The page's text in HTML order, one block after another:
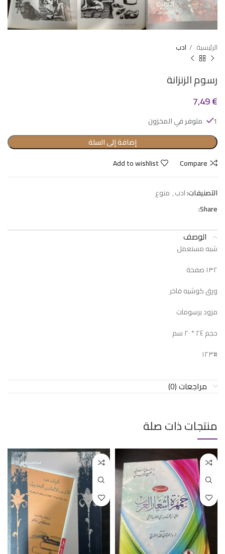
الرئيسية ادب
رسوم الزنزانة
7,49€
1 متوفر في المخزون
إضافة إلى السلة
Compare
Add to wishlist
التصنيفات:ادب, منوع
Share:
الوصف
شبه مستعمل
١٣٢ صفحة
ورق كوشيه فاخر
مزود برسومات
حجم ٢٤ * ٢٠ سم
#١٢٣
مراجعات (0)
منتجات ذات صلة